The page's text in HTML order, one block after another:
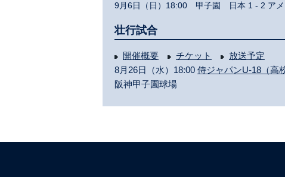
9月6日（日）18:00 甲子園 日本 1 - 2 ア
壮行試合
開催概要 チケット
放送予定
8月26日（水）18:00 侍ジャパンU-18（高
阪神甲子園球場